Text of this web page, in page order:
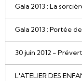
Gala 2013 : La
Gala 2013 : Portée
30 juin 2012 -
L'ATELIER DES